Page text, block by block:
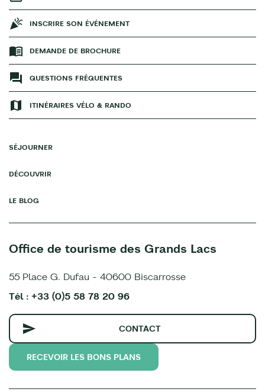
INSCRIRE SON ÉVÉNEMENT
DEMANDE DE BROCHURE
QUESTIONS FRÉQUENTES
ITINÉRAIRES VÉLO & RANDO
SÉJOURNER
DÉCOUVRIR
LE BLOG
Office de tourisme des Grands Lacs
55 Place G. Dufau - 40600 Biscarrosse
Tél : +33 (0)5 58 78 20 96
CONTACT
RECEVOIR LES BONS PLANS